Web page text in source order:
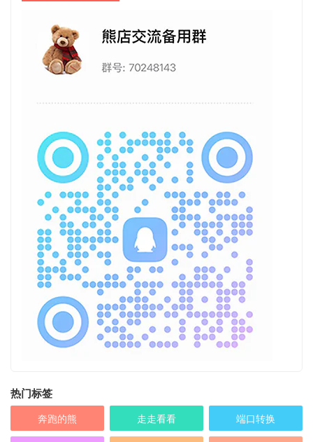
热门标签
奔跑的熊 走走看看 端口转换